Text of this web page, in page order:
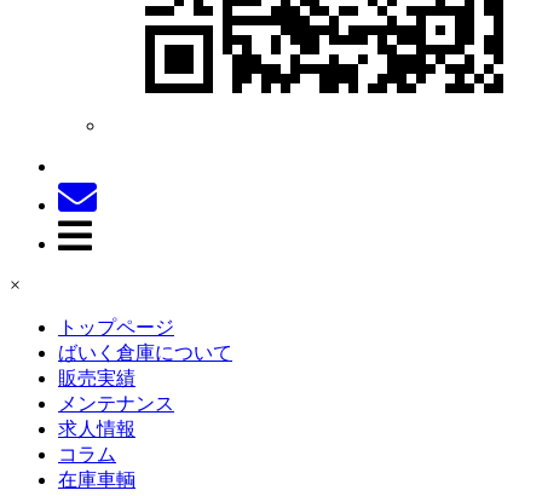
×
トップページ
ばいく倉庫について
販売実績
メンテナンス
求人情報
コラム
在庫車輌